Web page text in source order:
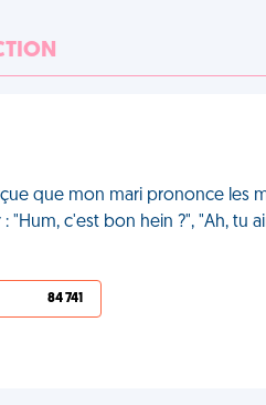
que mon mari prononce les
"Hum, c'est bon hein ?", "Ah, tu
84 741